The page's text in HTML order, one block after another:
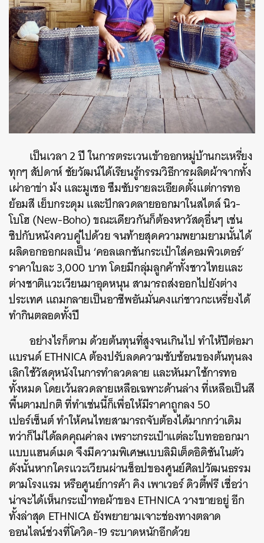
เป็นเวลา 2 ปี ในการตระเวนเข้าออกหมู่บ้านกะเหรี่ยง
ทุกๆ สัปดาห์ ชัยวัฒน์ได้เรียนรู้กรรมวิธีการผลิตผ้าจากทั้ง
เผ่าอาข่า ม้ง และมูเซอ ซึมซับรายละเอียดตั้งแต่การทอ
ย้อมสี เย็บกระดุม และปักลวดลายออกมาในสไตล์ นิว-
โบโฮ (New-Boho) ขณะเดียวกันก็ต้องหาวัสดุอื่นๆ เช่น
ซิปกับหนังควบคู่ไปด้วย จนท้ายสุดความพยามยามนั้นได้
ผลิดอกออกผลเป็น ‘คอลเลกชันกระเป๋าใส่คอมพิวเตอร์’
ราคาใบละ 3,000 บาท โดยมีกลุ่มลูกค้าทั้งชาวไทยและ
ต่างชาติแวะเวียนมาอุดหนุน สามารถส่งออกไปยังต่าง
ประเทศ แถมกลายเป็นอาชีพอันมั่นคงแก่ชาวกะเหรี่ยงได้
ทำกินตลอดทั้งปี
อย่างไรก็ตาม ด้วยต้นทุนที่สูงจนเกินไป ทำให้ปีต่อมา
แบรนด์ ETHNICA ต้องปรับลดความซับซ้อนของต้นทุนลง
เลิกใช้วัสดุหนังในการทำลวดลาย และหันมาใช้การทอ
ทั้งหมด โดยเว้นลวดลายเหลือเฉพาะด้านล่าง ที่เหลือเป็นสี
พื้นตามปกติ ที่ทำเช่นนี้ก็เพื่อให้มีราคาถูกลง 50
เปอร์เซ็นต์ ทำให้คนไทยสามารถจับต้องได้มากกว่าเดิม
ทว่าก็ไม่ได้ลดคุณค่าลง เพราะกระเป๋าแต่ละใบทอออกมา
แบบแฮนด์เมด จึงมีความพิเศษแบบลิมิเต็ดอิดิชันในตัว
ดังนั้นหากใครแวะเวียนผ่านช็อปของศูนย์ศิลปวัฒนธรรม
ตามโรงแรม หรือศูนย์การค้า คิง เพาเวอร์ ดิวตี้ฟรี เชื่อว่า
น่าจะได้เห็นกระเป๋าทอผ้าของ ETHNICA วางขายอยู่ อีก
ทั้งล่าสุด ETHNICA ยังพยายามเจาะช่องทางตลาด
ออนไลน์ช่วงที่โควิด-19 ระบาดหนักอีกด้วย